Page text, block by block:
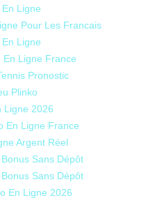
Ligne
Pour Les Francais
Ligne
En Ligne France
Pronostic
Plinko
Ligne 2026
En Ligne France
Argent Réel
Sans Dépôt
Sans Dépôt
En Ligne 2026